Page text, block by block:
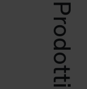
Prodotti